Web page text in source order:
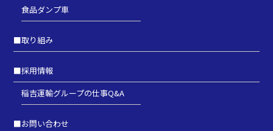
食品ダンプ車
■取り組み
■採用情報
稲吉運輸グループの仕事Q&A
■お問い合わせ